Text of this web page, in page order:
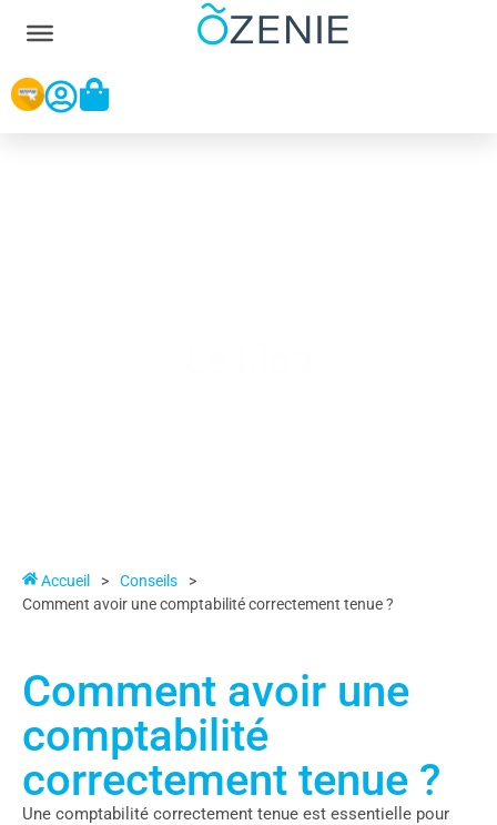
Accueil > Conseils
>
Comment avoir une comptabilité correctement tenue ?
Comment avoir une
comptabilité
correctement tenue ?
Une comptabilité correctement tenue est essentielle pour